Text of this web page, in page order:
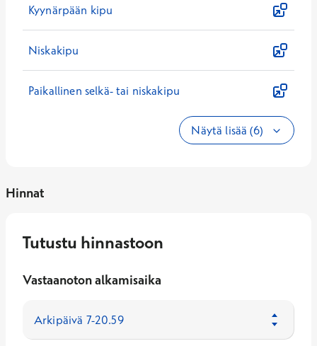
Kyynärpään kipu
Niskakipu
Paikallinen selkä- tai niskakipu
Näytä lisää (6)
Hinnat
Tutustu hinnastoon
Vastaanoton alkamisaika